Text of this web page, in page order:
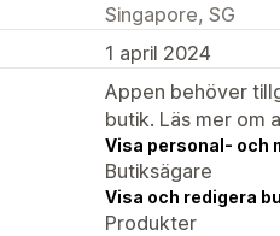
Singapore, SG
1 april 2024
Appen behöver
butik. Läs mer om
Visa personal- och
Butiksägare
Visa och redigera
Produkter